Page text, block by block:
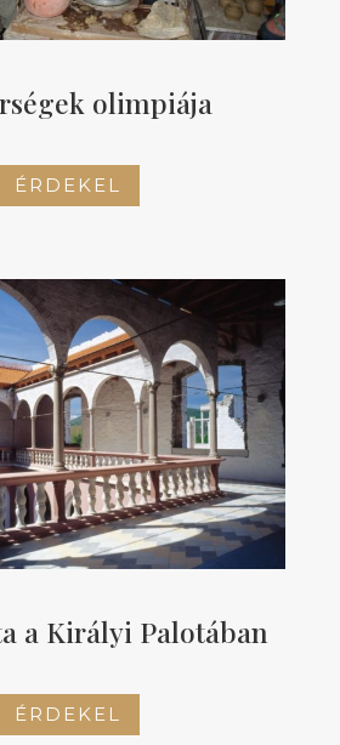
olimpiája
ÉRDEKEL
a Királyi Palotában
ÉRDEKEL